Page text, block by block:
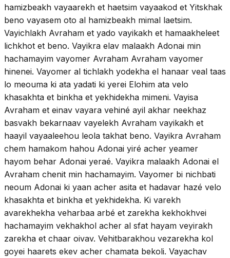
hamizbeakh vayaarekh et haetsim vayaakod et Yitskhak
beno vayasem oto al hamizbeakh mimal laetsim.
Vayichlakh Avraham et yado vayikakh et hamaakheleet
lichkhot et beno. Vayikra elav malaakh Adonai min
hachamayim vayomer Avraham Avraham vayomer
hinenei. Vayomer al tichlakh yodekha el hanaar veal taas
lo meouma ki ata yadati ki yerei Elohim ata velo
khasakhta et binkha et yekhidekha mimeni. Vayisa
Avraham et einav vayara vehiné ayil akhar neekhaz
basvakh bekarnaav vayelekh Avraham vayikakh et
haayil vayaaleehou leola takhat beno. Vayikra Avraham
chem hamakom hahou Adonai yiré acher yeamer
hayom behar Adonai yeraé. Vayikra malaakh Adonai el
Avraham chenit min hachamayim. Vayomer bi nichbati
neoum Adonai ki yaan acher asita et hadavar hazé velo
khasakhta et binkha et yekhidekha. Ki varekh
avarekhekha veharbaa arbé et zarekha kekhokhvei
hachamayim vekhakhol acher al sfat hayam veyirakh
zarekha et chaar oivav. Vehitbarakhou vezarekha kol
goyei haarets ekev acher chamata bekoli. Vayachav